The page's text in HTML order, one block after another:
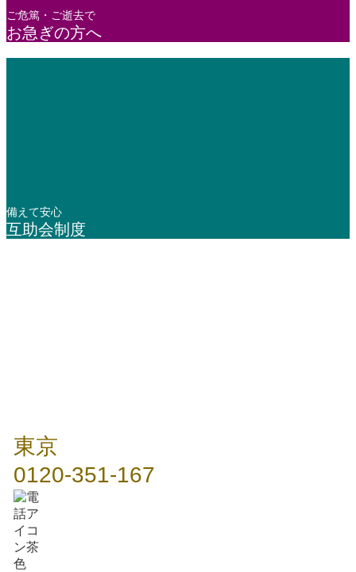
ご危篤・ご逝去で
お急ぎの方へ
備えて安心
互助会制度
東京
0120-351-167